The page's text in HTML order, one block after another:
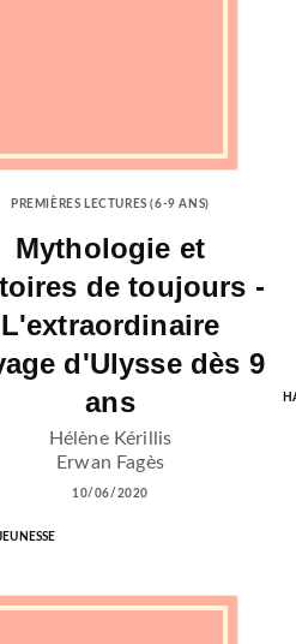
PREMIÈRES LECTURES (6-9 ANS)
Mythologie et
de toujours -
L'extraordinaire
d'Ulysse dès 9
ans
Hélène Kérillis
Erwan Fagès
10/06/2020